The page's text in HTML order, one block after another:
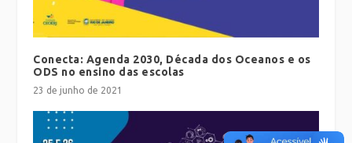
Conecta: Agenda 2030, Década dos Oceanos e os
ODS no ensino das escolas
23 de junho de 2021